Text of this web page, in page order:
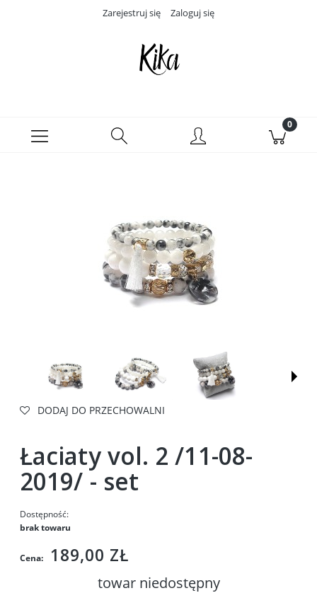
Zarejestruj się Zaloguj się
DODAJ DO PRZECHOWALNI
Łaciaty vol. 2 /11-08-
2019/ - set
Dostępność:
brak towaru
Cena: 189,00 ZŁ
towar niedostępny